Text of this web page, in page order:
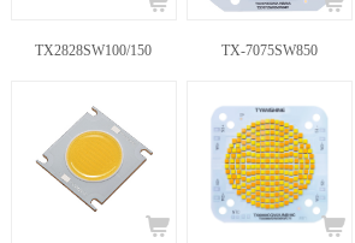
TX2828SW100/150 TX-7075SW850